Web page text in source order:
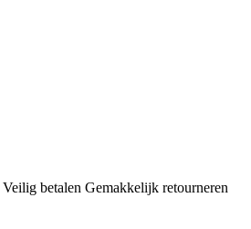
Veilig betalen Gemakkelijk retourneren